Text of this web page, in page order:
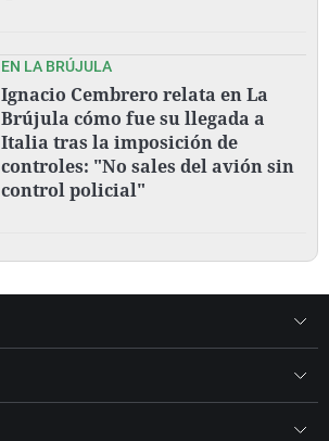
EN LA BRÚJULA
Ignacio Cembrero relata en La
Brújula cómo fue su llegada a
Italia tras la imposición de
controles: "No sales del avión sin
control policial"